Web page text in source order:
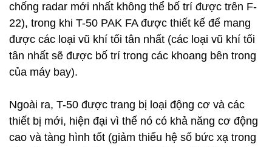
chống radar mới nhất không thể bố trí được trên F-
22), trong khi T-50 PAK FA được thiết kế để mang
được các loại vũ khí tối tân nhất (các loại vũ khí tối
tân nhất sẽ được bố trí trong các khoang bên trong
của máy bay).
Ngoài ra, T-50 được trang bị loại động cơ và các
thiết bị mới, hiện đại vì thế nó có khả năng cơ động
cao và tàng hình tốt (giảm thiểu hệ số bức xạ trong